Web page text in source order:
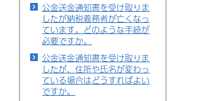
公金送金通知書を受け取りま
したが納税義務者が亡くなっ
ています。どのような手続が
必要ですか。
公金送金通知書を受け取りま
したが、住所や氏名が変わっ
ている場合はどうすればよい
ですか。